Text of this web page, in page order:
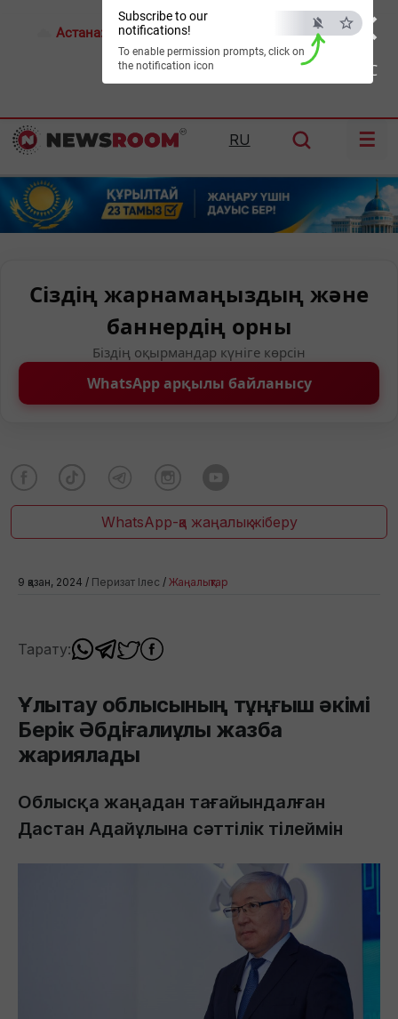
×
ESC
Subscribe to our
notifications!
To enable permission prompts, click on
the notification icon
Астана: 18°C Алматы: Шымкент:26°C
RU ☰
Сіздің жарнамаңыздың және
баннердің орны
Біздің оқырмандар күніге көрсін
WhatsApp арқылы байланысу
WhatsApp-қа жаңалық жіберу
9 қазан, 2024 / Перизат Ілес / Жаңалықтар
Тарату:
Ұлытау облысының тұңғыш әкімі
Берік Әбдіғалиұлы жазба
жариялады
Облысқа жаңадан тағайындалған
Дастан Адайұлына сәттілік тілеймін